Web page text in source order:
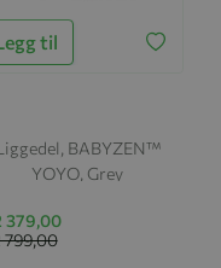
til
BABYZEN™
YOYO, Grey
379,00
799,00